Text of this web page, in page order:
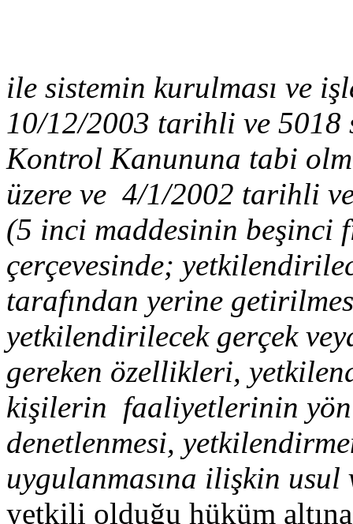
ile sistemin kurulması ve
10/12/2003 tarihli ve 5018
Kontrol Kanununa tabi
üzere ve 4/1/2002 tarihli
(5 inci maddesinin beşinci
çerçevesinde;
tarafından yerine
yetkilendirilecek gerçek
gereken özellikleri,
kişilerin faaliyetlerinin
denetlenmesi,
uygulanmasına ilişkin usul
yetkili olduğu hüküm altına